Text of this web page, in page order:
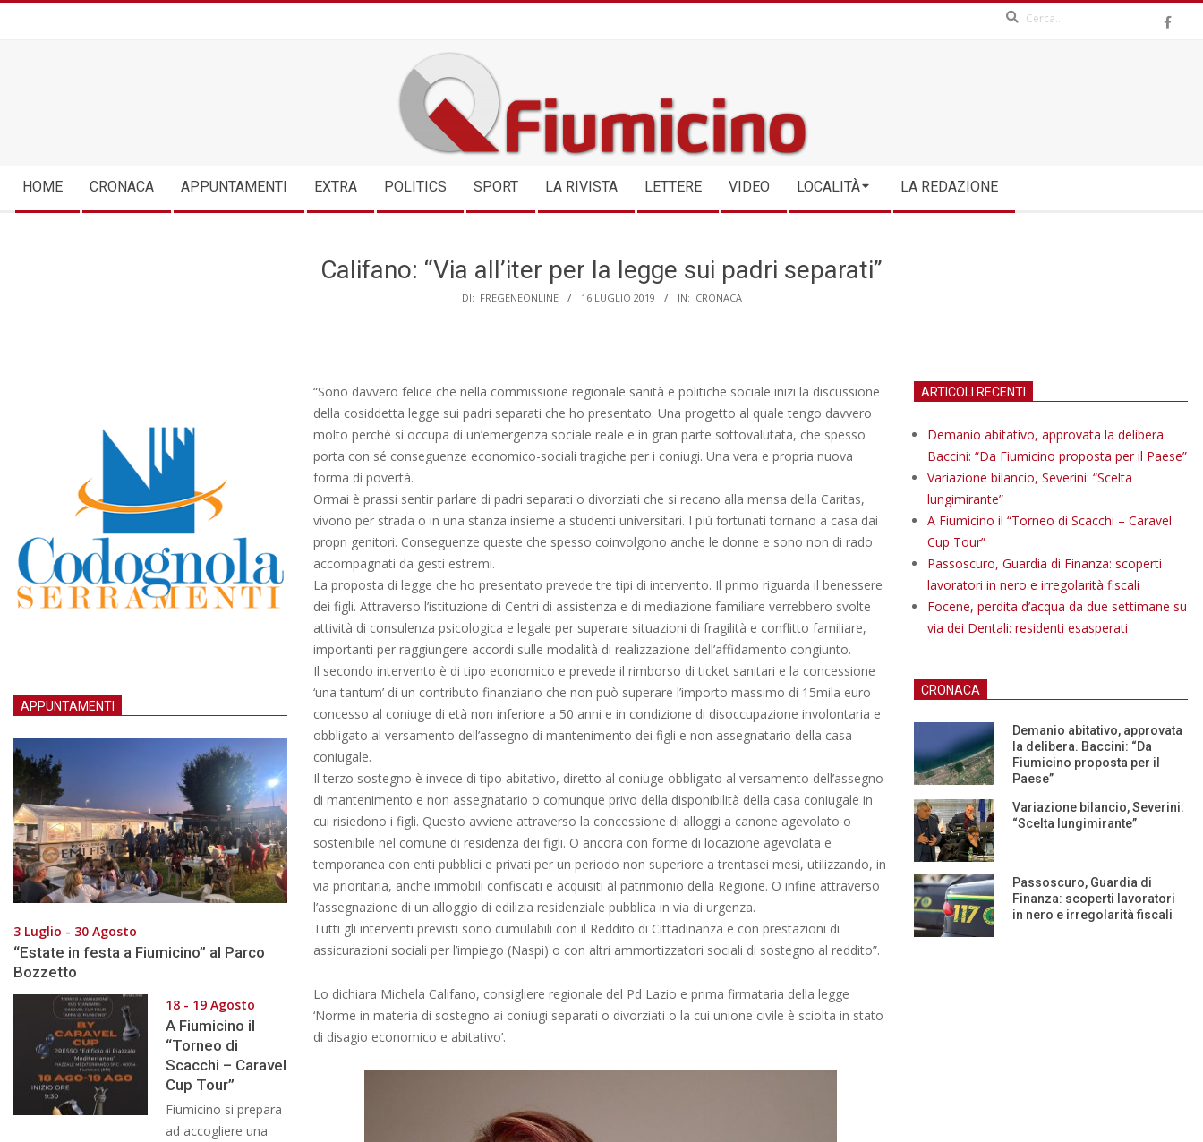
QFIUMICINO.COM
Navigation
Menu
HOME CRONACA APPUNTAMENTI EXTRA POLITICS SPORT LA RIVISTA LETTERE VIDEO LOCALITÀ LA REDAZIONE
Califano: “Via all’iter per la legge sui padri separati”
DI: FREGENEONLINE 16 LUGLIO 2019 IN: CRONACA
“Sono davvero felice che nella commissione regionale sanità e politiche sociale inizi la discussione
della cosiddetta legge sui padri separati che ho presentato. Una progetto al quale tengo davvero
molto perché si occupa di un’emergenza sociale reale e in gran parte sottovalutata, che spesso
porta con sé conseguenze economico-sociali tragiche per i coniugi. Una vera e propria nuova
forma di povertà.
Ormai è prassi sentir parlare di padri separati o divorziati che si recano alla mensa della Caritas,
vivono per strada o in una stanza insieme a studenti universitari. I più fortunati tornano a casa dai
propri genitori. Conseguenze queste che spesso coinvolgono anche le donne e sono non di rado
accompagnati da gesti estremi.
La proposta di legge che ho presentato prevede tre tipi di intervento. Il primo riguarda il benessere
dei figli. Attraverso l’istituzione di Centri di assistenza e di mediazione familiare verrebbero svolte
attività di consulenza psicologica e legale per superare situazioni di fragilità e conflitto familiare,
importanti per raggiungere accordi sulle modalità di realizzazione dell’affidamento congiunto.
Il secondo intervento è di tipo economico e prevede il rimborso di ticket sanitari e la concessione
‘una tantum’ di un contributo finanziario che non può superare l’importo massimo di 15mila euro
concesso al coniuge di età non inferiore a 50 anni e in condizione di disoccupazione involontaria e
obbligato al versamento dell’assegno di mantenimento dei figli e non assegnatario della casa
coniugale.
Il terzo sostegno è invece di tipo abitativo, diretto al coniuge obbligato al versamento dell’assegno
di mantenimento e non assegnatario o comunque privo della disponibilità della casa coniugale in
cui risiedono i figli. Questo avviene attraverso la concessione di alloggi a canone agevolato o
sostenibile nel comune di residenza dei figli. O ancora con forme di locazione agevolata e
temporanea con enti pubblici e privati per un periodo non superiore a trentasei mesi, utilizzando, in
via prioritaria, anche immobili confiscati e acquisiti al patrimonio della Regione. O infine attraverso
l’assegnazione di un alloggio di edilizia residenziale pubblica in via di urgenza.
Tutti gli interventi previsti sono cumulabili con il Reddito di Cittadinanza e con prestazioni di
assicurazioni sociali per l’impiego (Naspi) o con altri ammortizzatori sociali di sostegno al reddito”.
Lo dichiara Michela Califano, consigliere regionale del Pd Lazio e prima firmataria della legge
‘Norme in materia di sostegno ai coniugi separati o divorziati o la cui unione civile è sciolta in stato
di disagio economico e abitativo’.
APPUNTAMENTI
3 Luglio - 30 Agosto
“Estate in festa a Fiumicino” al Parco
Bozzetto
18 - 19 Agosto
A Fiumicino il
“Torneo di
Scacchi – Caravel
Cup Tour”
Fiumicino si prepara
ad accogliere una
ARTICOLI RECENTI
Demanio abitativo, approvata la delibera.
Baccini: “Da Fiumicino proposta per il Paese”
Variazione bilancio, Severini: “Scelta
lungimirante”
A Fiumicino il “Torneo di Scacchi – Caravel
Cup Tour”
Passoscuro, Guardia di Finanza: scoperti
lavoratori in nero e irregolarità fiscali
Focene, perdita d’acqua da due settimane su
via dei Dentali: residenti esasperati
CRONACA
Demanio abitativo, approvata
la delibera. Baccini: “Da
Fiumicino proposta per il
Paese”
Variazione bilancio, Severini:
“Scelta lungimirante”
Passoscuro, Guardia di
Finanza: scoperti lavoratori
in nero e irregolarità fiscali